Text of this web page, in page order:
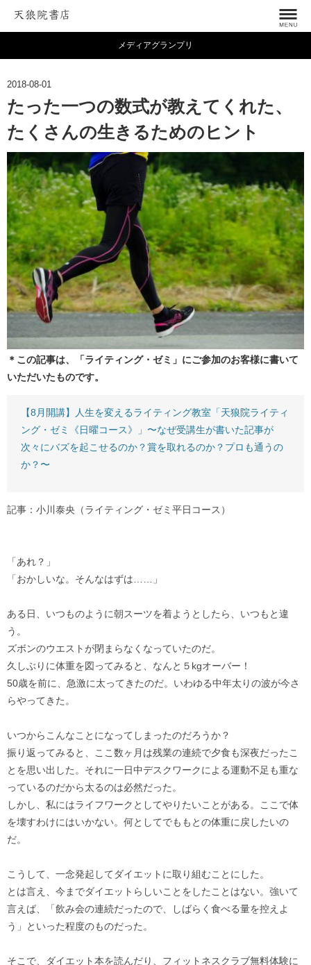
メディアグランプリ
2018-08-01
たった一つの数式が教えてくれた、
たくさんの生きるためのヒント
＊この記事は、「ライティング・ゼミ」にご参加のお客様に書いて
いただいたものです。
【8月開講】人生を変えるライティング教室「天狼院ライティ
ング・ゼミ《日曜コース》」〜なぜ受講生が書いた記事が
次々にバズを起こせるのか？賞を取れるのか？プロも通うの
か？〜
記事：小川泰央（ライティング・ゼミ平日コース）
「あれ？」
「おかしいな。そんなはずは……」
ある日、いつものように朝スーツを着ようとしたら、いつもと違
う。
ズボンのウエストが閉まらなくなっていたのだ。
久しぶりに体重を図ってみると、なんと５kgオーバー！
50歳を前に、急激に太ってきたのだ。いわゆる中年太りの波が今さ
らやってきた。
いつからこんなことになってしまったのだろうか？
振り返ってみると、ここ数ヶ月は残業の連続で夕食も深夜だったこ
とを思い出した。それに一日中デスクワークによる運動不足も重な
っているのだから太るのは必然だった。
しかし、私にはライフワークとしてやりたいことがある。ここで体
を壊すわけにはいかない。何としてでももとの体重に戻したいの
だ。
こうして、一念発起してダイエットに取り組むことにした。
とは言え、今までダイエットらしいことをしたことはない。強いて
言えば、「飲み会の連続だったので、しばらく食べる量を控えよ
う」といった程度のものだった。
そこで、ダイエット本を読んだり、フィットネスクラブ無料体験に